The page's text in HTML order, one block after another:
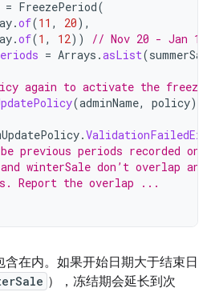
= FreezePeriod(
.of(11 , 20),
.of(1 , 12))
// Nov 20 - Jan
= Arrays .asList(
again to activate the freeze
(adminName, policy)
.
previous periods recorded on
winterSale don’t overlap
Report the overlap ...
在内。如果开始日期大于结束日
），冻结期会延长到次